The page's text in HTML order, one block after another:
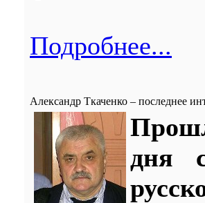
Подробнее...
Александр Ткаченко – последнее
дня